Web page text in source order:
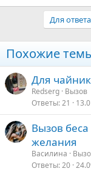
Для
Похожие
Для
Redserg Вызов
Ответы 21
Вызов
желания
Василина
Ответы 20